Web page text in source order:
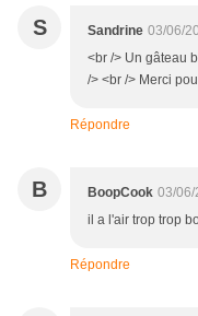
S Sandrine 03/06/
<br /> Un gâteau
/> <br /> Merci
Répondre
B BoopCook 03/06/
il a l'air trop trop
Répondre